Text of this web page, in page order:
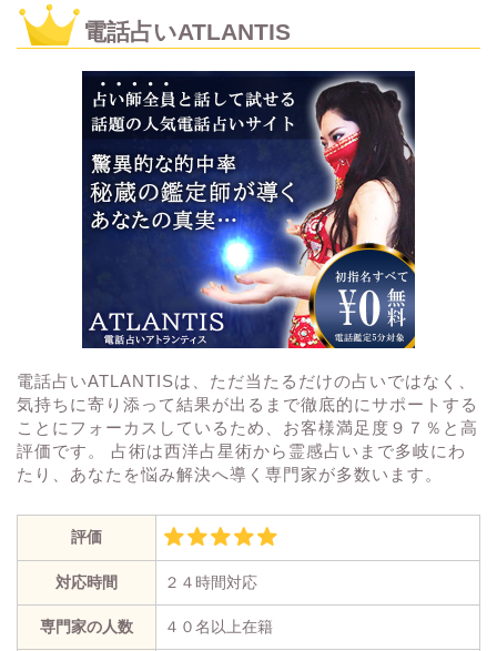
電話占いATLANTIS
電話占いATLANTISは、ただ当たるだけの占いではなく、
気持ちに寄り添って結果が出るまで徹底的にサポートする
ことにフォーカスしているため、お客様満足度９７％と高
評価です。 占術は西洋占星術から霊感占いまで多岐にわ
たり、あなたを悩み解決へ導く専門家が多数います。
評価
対応時間 ２４時間対応
専門家の人数 ４０名以上在籍